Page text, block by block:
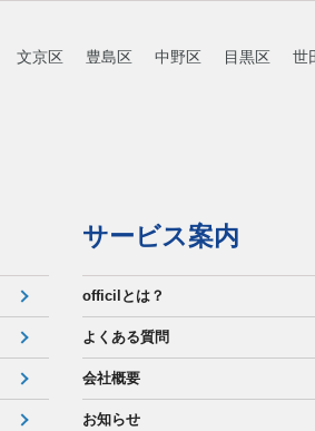
文京区 豊島区 中野区 目黒区 世
サービス案内
officilとは？
よくある質問
会社概要
お知らせ